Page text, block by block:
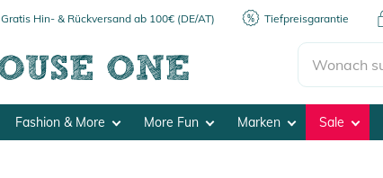
Gratis Hin- & Rückversand ab 100€ (DE/AT) Tiefpreisgarantie
Fashion & More More Fun Marken Sale